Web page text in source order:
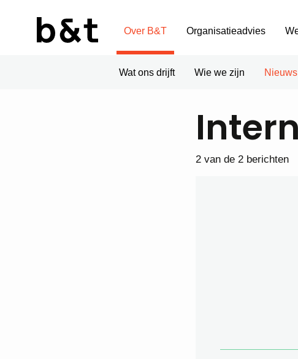
Over B&T
Wat ons drijft Wie we zijn Nieuws
Organisatieadvies
2 van de 2 berichten